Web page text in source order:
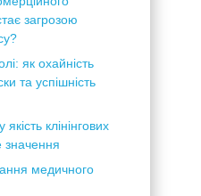
загрозою
та успішність
значення